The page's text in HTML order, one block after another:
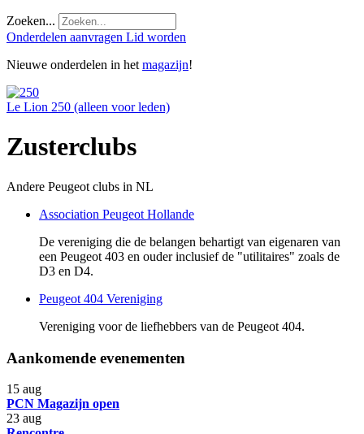
Zoeken...
Onderdelen aanvragen Lid worden
Nieuwe onderdelen in het magazijn!
Le Lion 250 (alleen voor leden)
Zusterclubs
Andere Peugeot clubs in NL
Association Peugeot Hollande
De vereniging die de belangen behartigt van eigenaren van
een Peugeot 403 en ouder inclusief de "utilitaires" zoals de
D3 en D4.
Peugeot 404 Vereniging
Vereniging voor de liefhebbers van de Peugeot 404.
Aankomende evenementen
15 aug
PCN Magazijn open
23 aug